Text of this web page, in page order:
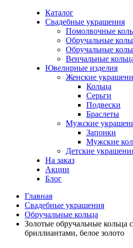
Каталог
Свадебные украшения
Помолвочные
Обручальные
Обручальные
Венчальные
Ювелирные изделия
Женские
Кольца
Серьги
Подвески
Браслеты
Мужские
Запонки
Мужские
Детские
На заказ
Акции
Блог
Главная
Свадебные украшения
Обручальные кольца
Золотые обручальные кольца
бриллиантами, белое золото